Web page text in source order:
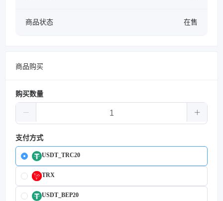
商品状态 在售
商品购买
购买数量
支付方式
USDT_TRC20
TRX
USDT_BEP20